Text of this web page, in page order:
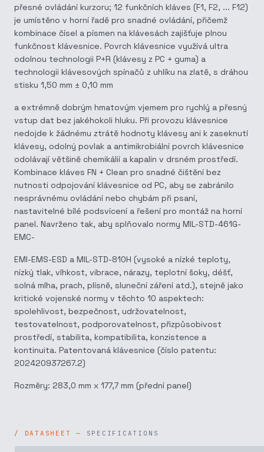
přesné ovládání kurzoru; 12 funkčních kláves (F1, F2, ... F12)
je umístěno v horní řadě pro snadné ovládání, přičemž
kombinace čísel a písmen na klávesách zajišťuje plnou
funkčnost klávesnice. Povrch klávesnice využívá ultra
odolnou technologii P+R (klávesy z PC + guma) a
technologii klávesových spínačů z uhlíku na zlatě, s dráhou
stisku 1,50 mm ± 0,10 mm
a extrémně dobrým hmatovým vjemem pro rychlý a přesný
vstup dat bez jakéhokoli hluku. Při provozu klávesnice
nedojde k žádnému ztrátě hodnoty klávesy ani k zaseknutí
klávesy, odolný povlak a antimikrobiální povrch klávesnice
odolávají většině chemikálií a kapalin v drsném prostředí.
Kombinace kláves FN + Clean pro snadné čištění bez
nutnosti odpojování klávesnice od PC, aby se zabránilo
nesprávnému ovládání nebo chybám při psaní,
nastavitelné bílé podsvícení a řešení pro montáž na horní
panel. Navrženo tak, aby splňovalo normy MIL-STD-461G-
EMC-
EMI-EMS-ESD a MIL-STD-810H (vysoké a nízké teploty,
nízký tlak, vlhkost, vibrace, nárazy, teplotní šoky, déšť,
solná mlha, prach, plísně, sluneční záření atd.), stejně jako
kritické vojenské normy v těchto 10 aspektech:
spolehlivost, bezpečnost, udržovatelnost,
testovatelnost, podporovatelnost, přizpůsobivost
prostředí, stabilita, kompatibilita, konzistence a
kontinuita. Patentovaná klávesnice (číslo patentu:
202420937267.2)
Rozměry: 283,0 mm x 177,7 mm (přední panel)
SPECIFICATIONS